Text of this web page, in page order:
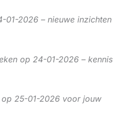
01-2026 – nieuwe inzichten
op 24-01-2026 – kennis
25-01-2026 voor jouw